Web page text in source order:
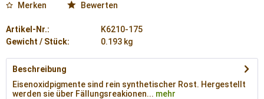
Merken Bewerten
Artikel-Nr.:
K6210-175
Gewicht / Stück:
0.193 kg
Beschreibung
Eisenoxidpigmente sind rein synthetischer Rost. Hergestellt
werden sie über Fällungsreakionen... mehr